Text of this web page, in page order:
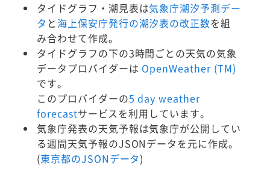
タイドグラフ・潮見表は気象庁潮汐予測デー
タ と 海上保安庁発行の潮汐表の改正数を組
み合わせて作成。
タイドグラフの下の3時間ごとの天気の気象
データプロバイダーは OpenWeather (TM)
です。
このプロバイダーの5 day weather
forecastサービスを利用しています。
気象庁発表の天気予報は気象庁が公開してい
る週間天気予報のJSONデータを元に作成。
(東京都のJSONデータ)